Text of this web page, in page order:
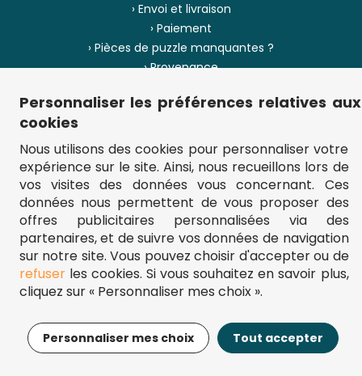
17,95€ Ajouter au panier
› Envoi et livraison
› Paiement
› Pièces de puzzle manquantes ?
› Provenance
› Plan du site
** Frais d'envoi = 6,95 € (France) / gratuit à partir de 45 €.
fou-de-puzzle.com : le site référence pour acheter des puzzles de
qualité à bon prix.
© Fou-de-puzzle.com 2011 - 2026
Personnaliser les préférences relatives aux
cookies
Nous utilisons des cookies pour personnaliser votre
expérience sur le site. Ainsi, nous recueillons lors de
vos visites des données vous concernant. Ces
données nous permettent de vous proposer des
offres publicitaires personnalisées via des
partenaires, et de suivre vos données de navigation
sur notre site. Vous pouvez choisir d'accepter ou de
refuserles cookies. Si vous souhaitez en savoir plus,
cliquez sur « Personnaliser mes choix ».
Personnaliser mes choix Tout accepter